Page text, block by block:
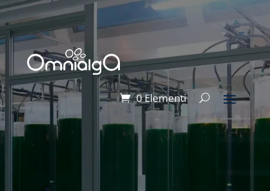
0 Elementi